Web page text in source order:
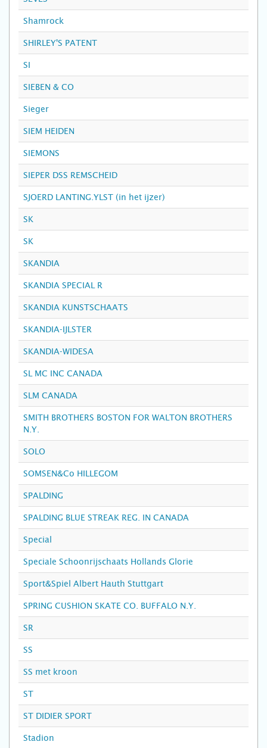
Shamrock
SHIRLEY'S PATENT
SI
SIEBEN & CO
Sieger
SIEM HEIDEN
SIEMONS
SIEPER DSS REMSCHEID
SJOERD LANTING.YLST (in het ijzer)
SK
SK
SKANDIA
SKANDIA SPECIAL R
SKANDIA KUNSTSCHAATS
SKANDIA-IJLSTER
SKANDIA-WIDESA
SL MC INC CANADA
SLM CANADA
SMITH BROTHERS BOSTON FOR WALTON BROTHERS
N.Y.
SOLO
SOMSEN&Co HILLEGOM
SPALDING
SPALDING BLUE STREAK REG. IN CANADA
Special
Speciale Schoonrijschaats Hollands Glorie
Sport&Spiel Albert Hauth Stuttgart
SPRING CUSHION SKATE CO. BUFFALO N.Y.
SR
SS
SS met kroon
ST
ST DIDIER SPORT
Stadion